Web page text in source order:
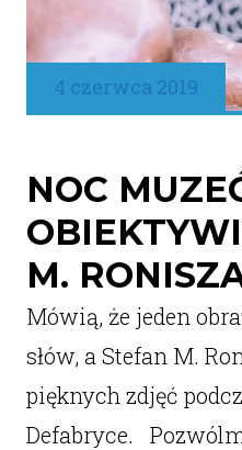
4 czerwca 2019
NOC
M.
Mówią, że jeden
słów, a Stefan M.
pięknych zdjęć
Defabryce.